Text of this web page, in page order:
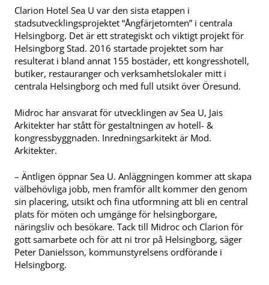
Clarion Hotel Sea U var den sista etappen i
stadsutvecklingsprojektet “Ångfärjetomten” i centrala
Helsingborg. Det är ett strategiskt och viktigt projekt för
Helsingborg Stad. 2016 startade projektet som har
resulterat i bland annat 155 bostäder, ett kongresshotell,
butiker, restauranger och verksamhetslokaler mitt i
centrala Helsingborg och med full utsikt över Öresund.
Midroc har ansvarat för utvecklingen av Sea U, Jais
Arkitekter har stått för gestaltningen av hotell- &
kongressbyggnaden. Inredningsarkitekt är Mod.
Arkitekter.
– Äntligen öppnar Sea U. Anläggningen kommer att skapa
välbehövliga jobb, men framför allt kommer den genom
sin placering, utsikt och fina utformning att bli en central
plats för möten och umgänge för helsingborgare,
näringsliv och besökare. Tack till Midroc och Clarion för
gott samarbete och för att ni tror på Helsingborg, säger
Peter Danielsson, kommunstyrelsens ordförande i
Helsingborg.